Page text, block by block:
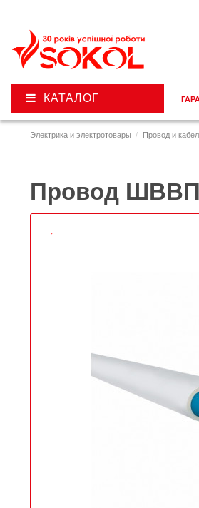
Электрика и электротовары Провод и
Провод ШВВП
КАТАЛОГ